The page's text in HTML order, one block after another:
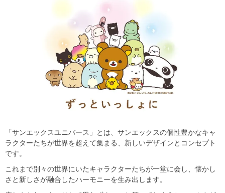
「サンエックスユニバース」とは、サンエックスの個性豊かなキャ
ラクターたちが世界を超えて集まる、新しいデザインとコンセプト
です。
これまで別々の世界にいたキャラクターたちが一堂に会し、懐かし
さと新しさが融合したハーモニーを生み出します。